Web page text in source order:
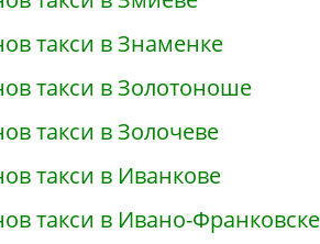
такси в Знаменке
такси в Золотоноше
такси в Золочеве
такси в Иванкове
такси в Ивано-Франковске